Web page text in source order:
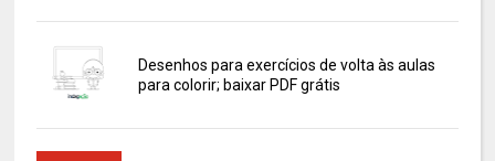
Desenhos para exercícios de volta às aulas
para colorir; baixar PDF grátis